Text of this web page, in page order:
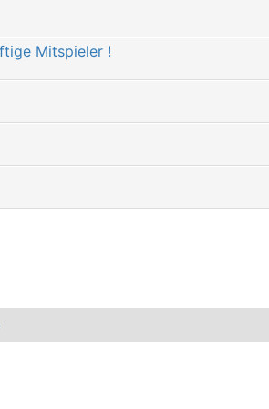
Mitspieler !